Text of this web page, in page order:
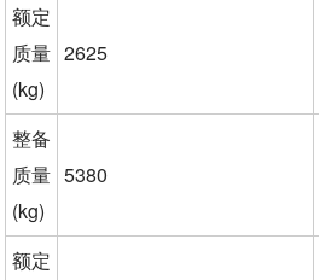
额定
质量
(kg)
2625
整备
质量
(kg)
5380
额定